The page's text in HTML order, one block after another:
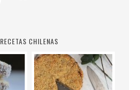
RECETAS CHILENAS